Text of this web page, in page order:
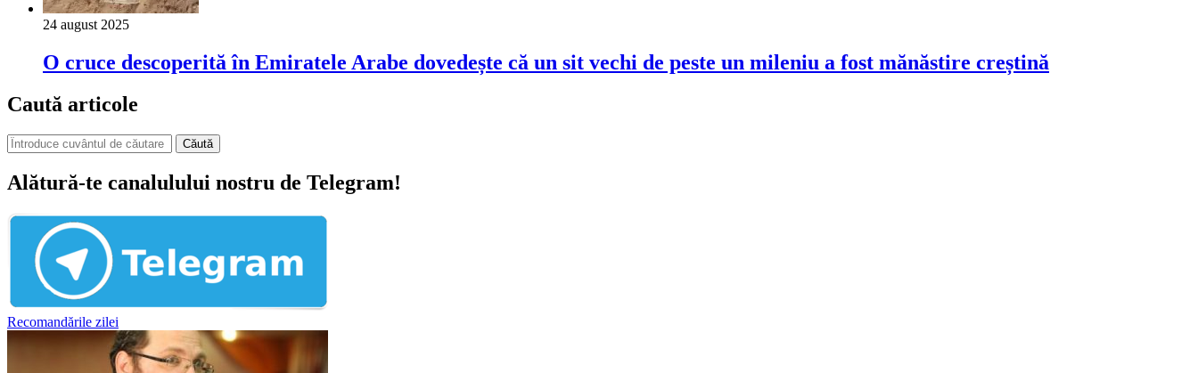
24 august 2025
O cruce descoperită în Emiratele Arabe dovedește că un sit vechi de peste un mileniu a fost mănăstire creștină
Caută articole
Căută
Alătură-te canalulului nostru de Telegram!
Recomandările zilei